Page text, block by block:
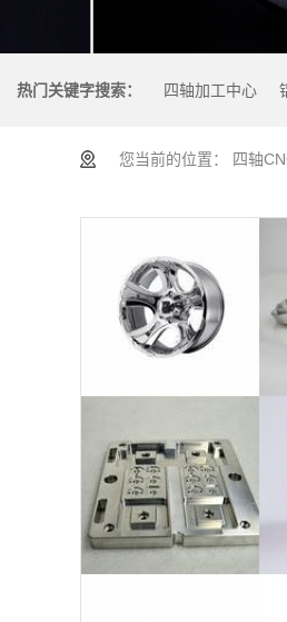
热门关键字搜索： 四轴加工中心
您当前的位置： 四轴